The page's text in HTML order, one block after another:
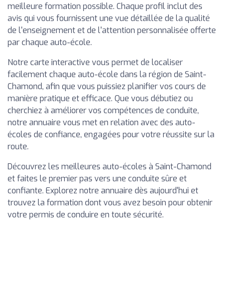
meilleure formation possible. Chaque profil inclut des
avis qui vous fournissent une vue détaillée de la qualité
de l'enseignement et de l'attention personnalisée offerte
par chaque auto-école.
Notre carte interactive vous permet de localiser
facilement chaque auto-école dans la région de Saint-
Chamond, afin que vous puissiez planifier vos cours de
manière pratique et efficace. Que vous débutiez ou
cherchiez à améliorer vos compétences de conduite,
notre annuaire vous met en relation avec des auto-
écoles de confiance, engagées pour votre réussite sur la
route.
Découvrez les meilleures auto-écoles à Saint-Chamond
et faites le premier pas vers une conduite sûre et
confiante. Explorez notre annuaire dès aujourd'hui et
trouvez la formation dont vous avez besoin pour obtenir
votre permis de conduire en toute sécurité.